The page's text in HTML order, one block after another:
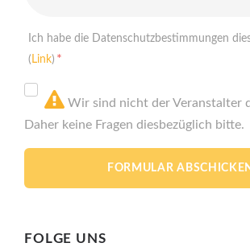
Ich habe die Datenschutzbestimmungen
( Link) *
Wir sind nicht der Veranstalter
Daher keine Fragen diesbezüglich bitte.
FOLGE UNS